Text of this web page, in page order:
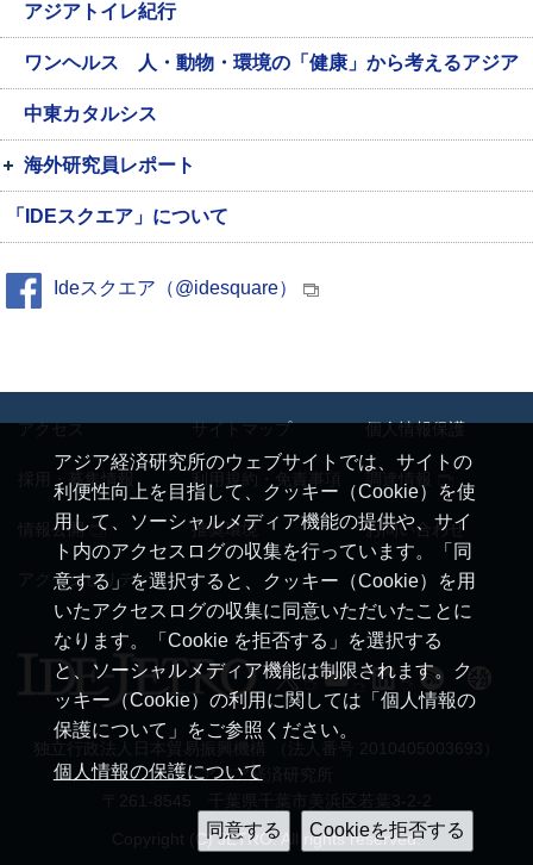
アジアトイレ紀行
ワンヘルス 人・動物・環境の「健康」から考えるアジア
中東カタルシス
海外研究員レポート
「IDEスクエア」について
Ideスクエア（@idesquare）
アジア経済研究所のウェブサイトでは、サイトの
利便性向上を目指して、クッキー（Cookie）を使
用して、ソーシャルメディア機能の提供や、サイ
ト内のアクセスログの収集を行っています。「同
意する」を選択すると、クッキー（Cookie）を用
いたアクセスログの収集に同意いただいたことに
なります。「Cookie を拒否する」を選択する
と、ソーシャルメディア機能は制限されます。ク
ッキー（Cookie）の利用に関しては「個人情報の
保護について」をご参照ください。
個人情報の保護について
アクセス サイトマップ 個人情報保護
採用・募集情報 利用規約・免責事項 調達情報
情報公開 推奨環境 お問い合わせ
アクセシビリティ
アジア経済研究所
Copyright (C) JETRO. All rights reserved.